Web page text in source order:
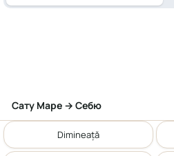
Сату Маре → Себю
Dimineață